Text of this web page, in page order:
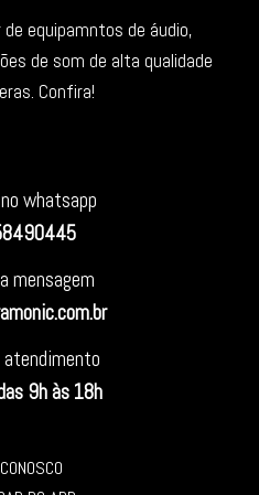
equipamntos de áudio,
de som de alta qualidade
Confira!
whatsapp
mensagem
atendimento
9h às 18h